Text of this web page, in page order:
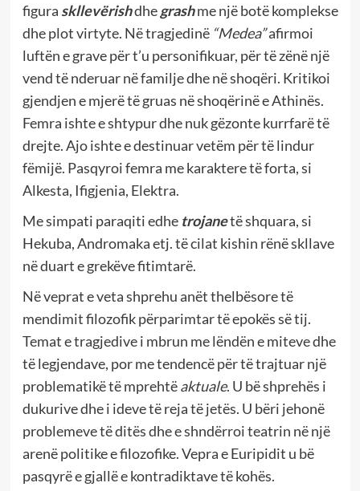
figura skllevërishdhe grash me një botë komplekse
dhe plot virtyte. Në tragjedinë “Medea”afirmoi
luftën e grave për t’u personifikuar, për të zënë një
vend të nderuar në familje dhe në shoqëri. Kritikoi
gjendjen e mjerë të gruas në shoqërinë e Athinës.
Femra ishte e shtypur dhe nuk gëzonte kurrfarë të
drejte. Ajo ishte e destinuar vetëm për të lindur
fëmijë. Pasqyroi femra me karaktere të forta, si
Alkesta, Ifigjenia, Elektra.
Me simpati paraqiti edhe trojanetë shquara, si
Hekuba, Andromaka etj. të cilat kishin rënë skllave
në duart e grekëve fitimtarë.
Në veprat e veta shprehu anët thelbësore të
mendimit filozofik përparimtar të epokës së tij.
Temat e tragjedive i mbrun me lëndën e miteve dhe
të legjendave, por me tendencë për të trajtuar një
problematikë të mprehtë aktuale. U bë shprehës i
dukurive dhe i ideve të reja të jetës. U bëri jehonë
problemeve të ditës dhe e shndërroi teatrin në një
arenë politike e filozofike. Vepra e Euripidit u bë
pasqyrë e gjallë e kontradiktave të kohës.